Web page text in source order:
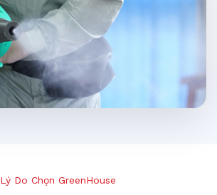
Lý Do Chọn GreenHouse